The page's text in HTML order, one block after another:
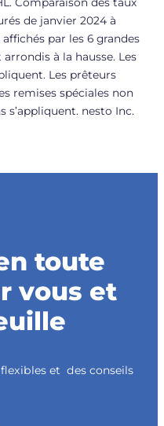
de janvier 2024 à
par les 6 grandes
à la hausse. Les
Les prêteurs
remises spéciales non
s’appliquent. nesto Inc.
toute
vous et
et des conseils